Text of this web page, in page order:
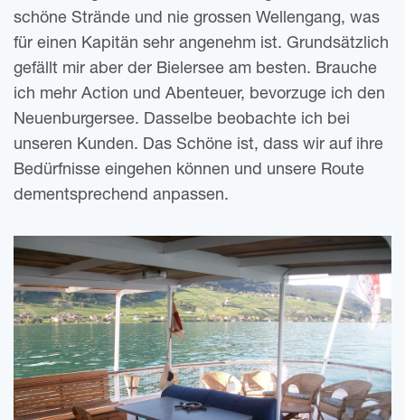
schö­ne Strän­de und nie gros­sen Wel­len­gang, was
für einen Kapi­tän sehr ange­nehm ist. Grund­sätz­lich
gefällt mir aber der Bie­ler­see am bes­ten. Brau­che
ich mehr Action und Aben­teu­er, bevor­zu­ge ich den
Neu­en­bur­ger­see. Das­sel­be beob­ach­te ich bei
unse­ren Kun­den. Das Schö­ne ist, dass wir auf ihre
Bedürf­nis­se ein­ge­hen kön­nen und unse­re Route
dem­entspre­chend anpassen.